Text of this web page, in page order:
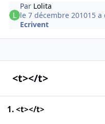
Par Lolita
le 7 décembre 201015 a
Ecrivent
<t></t>
1. <t></t>